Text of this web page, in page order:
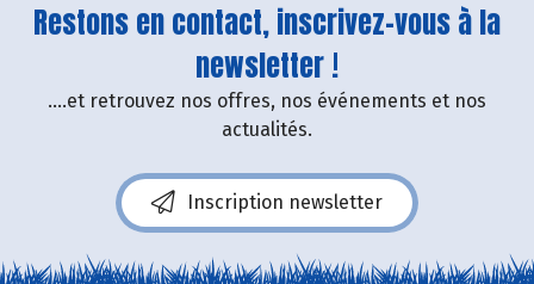
Restons en contact, inscrivez-vous à la
newsletter !
....et retrouvez nos offres, nos événements et nos
actualités.
Inscription newsletter